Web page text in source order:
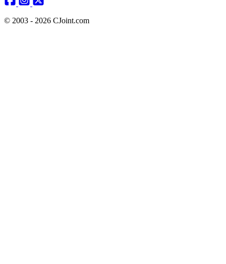
© 2003 - 2026 CJoint.com